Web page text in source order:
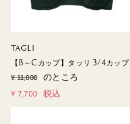
TAGLI
【B～Cカップ】タッリ 3/4カップ
¥ 11,000 のところ
¥ 7,700 税込